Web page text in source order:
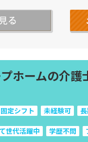
ホームの介
固定シフト 未経験可
世代活躍中 学歴不問